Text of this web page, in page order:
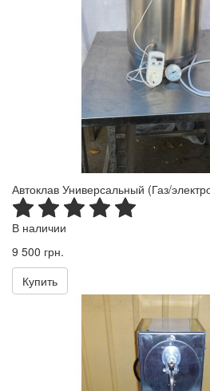
Автоклав Универсальный (Газ/
В наличии
9 500 грн.
Купить